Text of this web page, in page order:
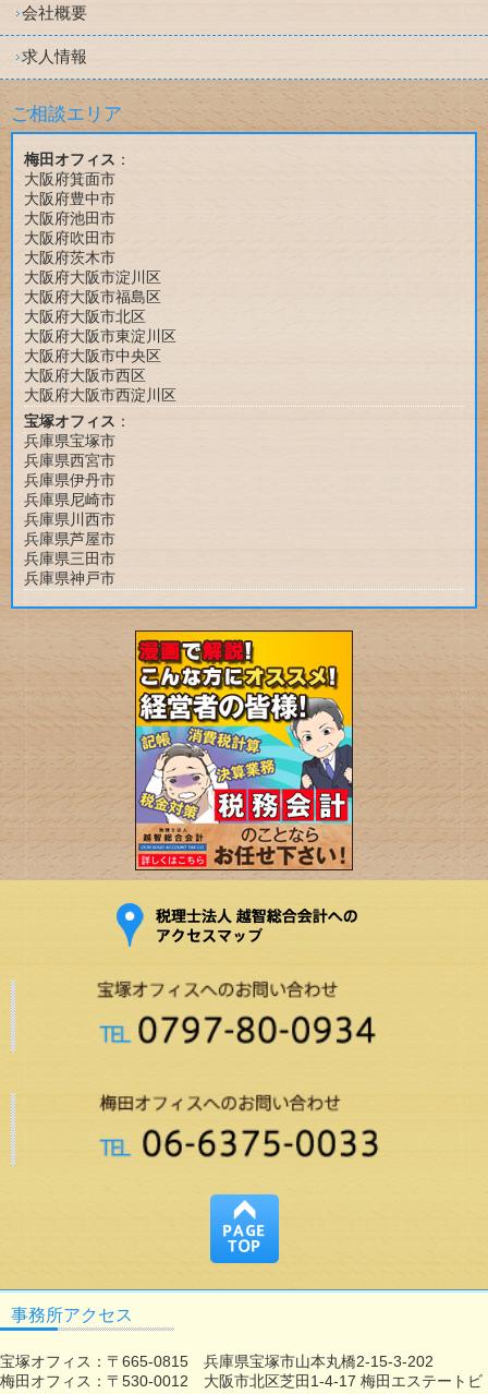
会社概要
求人情報
ご相談エリア
梅田オフィス ：
大阪府箕面市
大阪府豊中市
大阪府池田市
大阪府吹田市
大阪府茨木市
大阪府大阪市淀川区
大阪府大阪市福島区
大阪府大阪市北区
大阪府大阪市東淀川区
大阪府大阪市中央区
大阪府大阪市西区
大阪府大阪市西淀川区
宝塚オフィス ：
兵庫県宝塚市
兵庫県西宮市
兵庫県伊丹市
兵庫県尼崎市
兵庫県川西市
兵庫県芦屋市
兵庫県三田市
兵庫県神戸市
事務所アクセス
宝塚オフィス：〒665-0815 兵庫県宝塚市山本丸橋2-15-3-202
梅田オフィス：〒530-0012 大阪市北区芝田1-4-17 梅田エステートビ